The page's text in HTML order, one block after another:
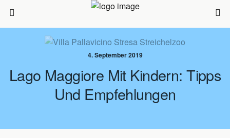
4. September 2019
Lago Maggiore Mit Kindern: Tipps
Und Empfehlungen